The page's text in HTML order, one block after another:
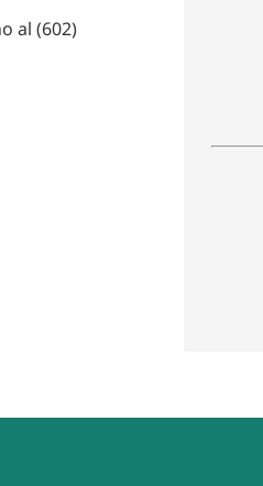
al (602)